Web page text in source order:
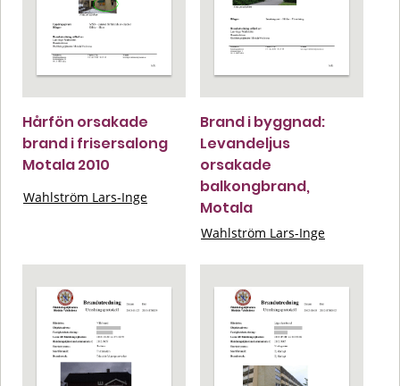
Hårfön orsakade
brand i frisersalong
Motala 2010
Wahlström Lars-Inge
Brand i byggnad:
Levandeljus
orsakade
balkongbrand,
Motala
Wahlström Lars-Inge